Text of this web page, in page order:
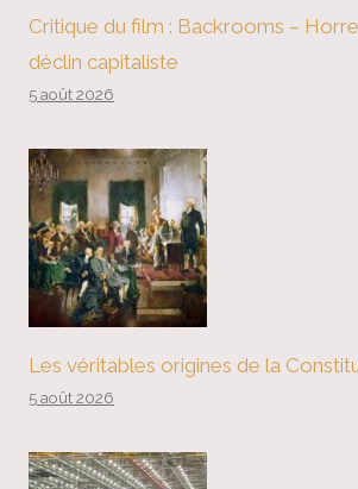
Critique du film : Backrooms –
déclin capitaliste
5 août 2026
Les véritables origines de la
5 août 2026